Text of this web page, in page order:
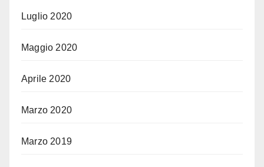
Luglio 2020
Maggio 2020
Aprile 2020
Marzo 2020
Marzo 2019